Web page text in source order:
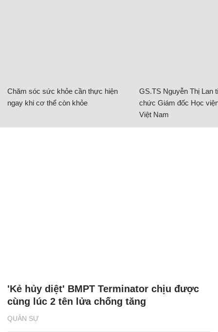
Chăm sóc sức khỏe cần thực hiện
ngay khi cơ thể còn khỏe
GS.TS Nguyễn Thị Lan
chức Giám đốc Học
Việt Nam
QUÂN SỰ
'Kẻ hủy diệt' BMPT Terminator chịu được
cùng lúc 2 tên lửa chống tăng